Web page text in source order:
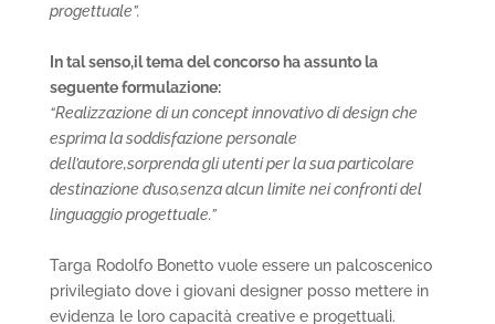
progettuale”.
In tal senso,il tema del concorso ha assunto la
seguente formulazione:
“Realizzazione di un concept innovativo di design che
esprima la soddisfazione personale
dell’autore,sorprenda gli utenti per la sua particolare
destinazione d’uso,senza alcun limite nei confronti del
linguaggio progettuale.”
Targa Rodolfo Bonetto vuole essere un palcoscenico
privilegiato dove i giovani designer posso mettere in
evidenza le loro capacità creative e progettuali.